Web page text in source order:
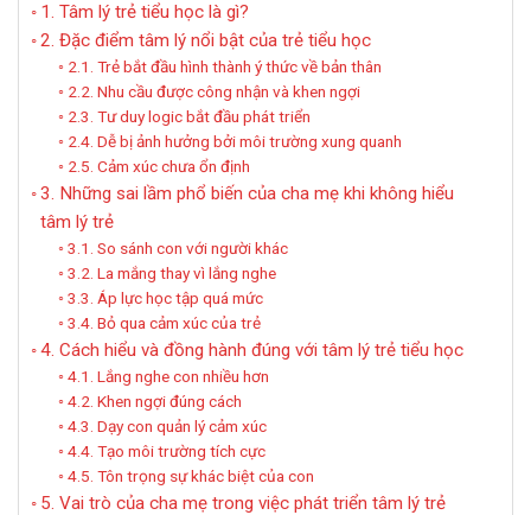
1. Tâm lý trẻ tiểu học là gì?
2. Đặc điểm tâm lý nổi bật của trẻ tiểu học
2.1. Trẻ bắt đầu hình thành ý thức về bản thân
2.2. Nhu cầu được công nhận và khen ngợi
2.3. Tư duy logic bắt đầu phát triển
2.4. Dễ bị ảnh hưởng bởi môi trường xung quanh
2.5. Cảm xúc chưa ổn định
3. Những sai lầm phổ biến của cha mẹ khi không hiểu
tâm lý trẻ
3.1. So sánh con với người khác
3.2. La mắng thay vì lắng nghe
3.3. Áp lực học tập quá mức
3.4. Bỏ qua cảm xúc của trẻ
4. Cách hiểu và đồng hành đúng với tâm lý trẻ tiểu học
4.1. Lắng nghe con nhiều hơn
4.2. Khen ngợi đúng cách
4.3. Dạy con quản lý cảm xúc
4.4. Tạo môi trường tích cực
4.5. Tôn trọng sự khác biệt của con
5. Vai trò của cha mẹ trong việc phát triển tâm lý trẻ